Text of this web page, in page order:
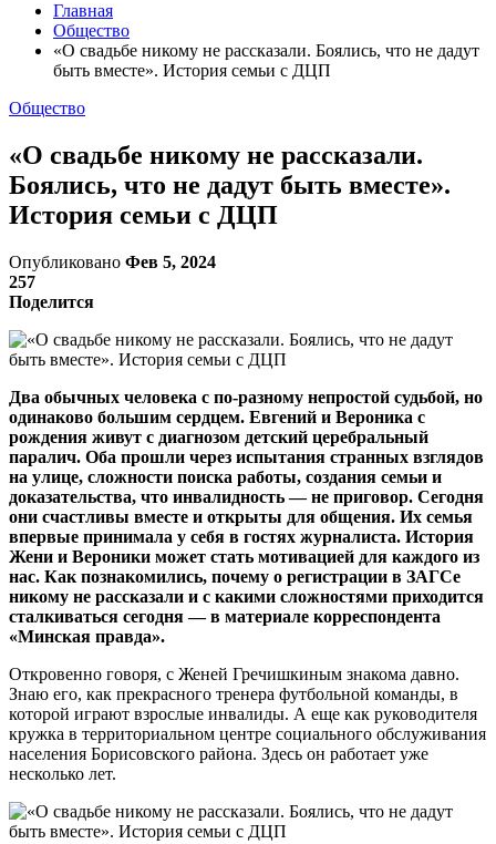
Главная
Общество
«О свадьбе никому не рассказали. Боялись, что не дадут
быть вместе». История семьи с ДЦП
Общество
«О свадьбе никому не рассказали.
Боялись, что не дадут быть вместе».
История семьи с ДЦП
Опубликовано Фев 5, 2024
257
Поделится
Два обычных человека с по-разному непростой судьбой, но
одинаково большим сердцем. Евгений и Вероника с
рождения живут с диагнозом детский церебральный
паралич. Оба прошли через испытания странных взглядов
на улице, сложности поиска работы, создания семьи и
доказательства, что инвалидность — не приговор. Сегодня
они счастливы вместе и открыты для общения. Их семья
впервые принимала у себя в гостях журналиста. История
Жени и Вероники может стать мотивацией для каждого из
нас. Как познакомились, почему о регистрации в ЗАГСе
никому не рассказали и с какими сложностями приходится
сталкиваться сегодня — в материале корреспондента
«Минская правда».
Откровенно говоря, с Женей Гречишкиным знакома давно.
Знаю его, как прекрасного тренера футбольной команды, в
которой играют взрослые инвалиды. А еще как руководителя
кружка в территориальном центре социального обслуживания
населения Борисовского района. Здесь он работает уже
несколько лет.